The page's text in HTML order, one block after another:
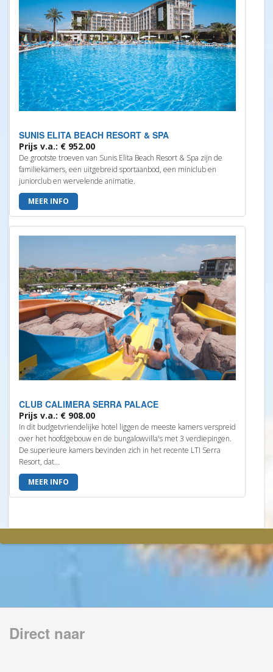
SUNIS ELITA BEACH RESORT & SPA
Prijs v.a.: € 952.00
De grootste troeven van Sunis Elita Beach Resort & Spa zijn de
familiekamers, een uitgebreid sportaanbod, een miniclub en
juniorclub en wervelende animatie.
MEER INFO
CLUB CALIMERA SERRA PALACE
Prijs v.a.: € 908.00
In dit budgetvriendelijke hotel liggen de meeste kamers verspreid
over het hoofdgebouw en de bungalowvilla's met 3 verdiepingen.
De superieure kamers bevinden zich in het recente LTI Serra
Resort, dat...
MEER INFO
Direct naar